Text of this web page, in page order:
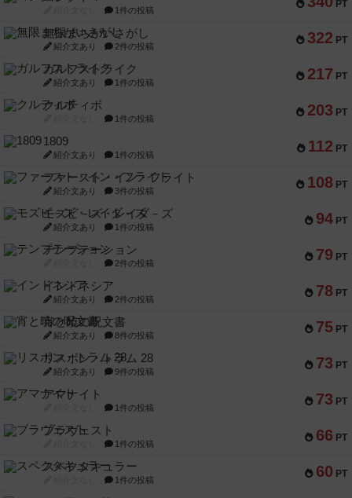
PT
1件の投稿
322 PT
無限まちがいさがし
紹介文あり 2件の投稿
217 PT
ガルフストライク
紹介文あり 1件の投稿
203 PT
クルティボ
1件の投稿
112 PT
1809
紹介文あり 1件の投稿
108 PT
ファースト・イン・フライト
紹介文あり 3件の投稿
94 PT
モズビ－ズ・レイダ－ズ
紹介文あり 1件の投稿
79 PT
テンプテーション
2件の投稿
78 PT
インドネシア
紹介文あり 2件の投稿
75 PT
宵と暁の呪文書
紹介文あり 8件の投稿
73 PT
リスボン・トラム 28
紹介文あり 9件の投稿
73 PT
アマナイト
1件の投稿
66 PT
ブラヴェスト
1件の投稿
60 PT
スペクタキュラー
1件の投稿